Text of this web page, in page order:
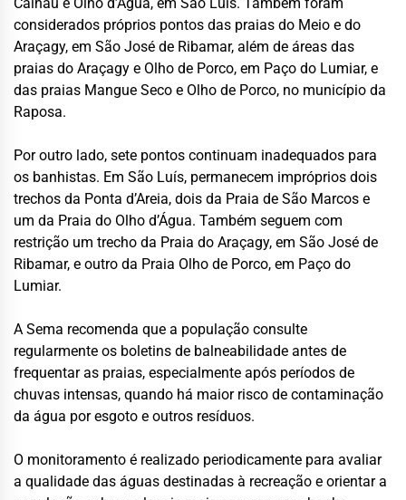
considerados próprios pontos das praias do Meio e do
Araçagy, em São José de Ribamar, além de áreas das
praias do Araçagy e Olho de Porco, em Paço do Lumiar, e
das praias Mangue Seco e Olho de Porco, no município da
Raposa.
Por outro lado, sete pontos continuam inadequados para
os banhistas. Em São Luís, permanecem impróprios dois
trechos da Ponta d’Areia, dois da Praia de São Marcos e
um da Praia do Olho d’Água. Também seguem com
restrição um trecho da Praia do Araçagy, em São José de
Ribamar, e outro da Praia Olho de Porco, em Paço do
Lumiar.
A Sema recomenda que a população consulte
regularmente os boletins de balneabilidade antes de
frequentar as praias, especialmente após períodos de
chuvas intensas, quando há maior risco de contaminação
da água por esgoto e outros resíduos.
O monitoramento é realizado periodicamente para avaliar
a qualidade das águas destinadas à recreação e orientar a